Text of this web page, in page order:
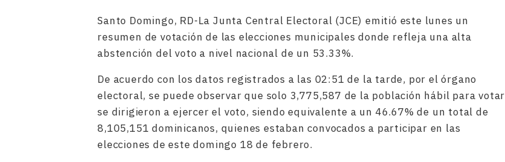
Santo Domingo, RD-La Junta Central Electoral (JCE) emitió este lunes un
resumen de votación de las elecciones municipales donde refleja una alta
abstención del voto a nivel nacional de un 53.33%.
De acuerdo con los datos registrados a las 02:51 de la tarde, por el órgano
electoral, se puede observar que solo 3,775,587 de la población hábil para votar
se dirigieron a ejercer el voto, siendo equivalente a un 46.67% de un total de
8,105,151 dominicanos, quienes estaban convocados a participar en las
elecciones de este domingo 18 de febrero.